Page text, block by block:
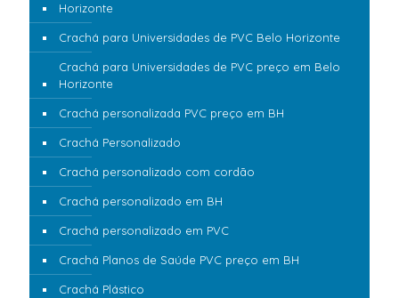
Horizonte
Crachá para Universidades de PVC Belo Horizonte
Crachá para Universidades de PVC preço em Belo
Horizonte
Crachá personalizada PVC preço em BH
Crachá Personalizado
Crachá personalizado com cordão
Crachá personalizado em BH
Crachá personalizado em PVC
Crachá Planos de Saúde PVC preço em BH
Crachá Plástico